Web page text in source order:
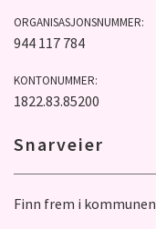
ORGANISASJONSNUMMER:
944 117 784
KONTONUMMER:
1822.83.85200
Snarveier
Finn frem i kommunen